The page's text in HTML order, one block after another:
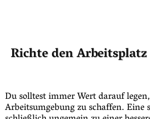
Richte den
Du solltest immer Wert darauf
Arbeitsumgebung zu schaffen. Eine